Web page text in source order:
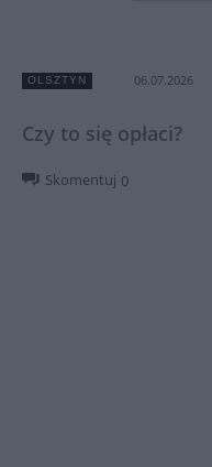
OLSZTYN 06.07.2026
Czy to się opłaci?
Skomentuj 0